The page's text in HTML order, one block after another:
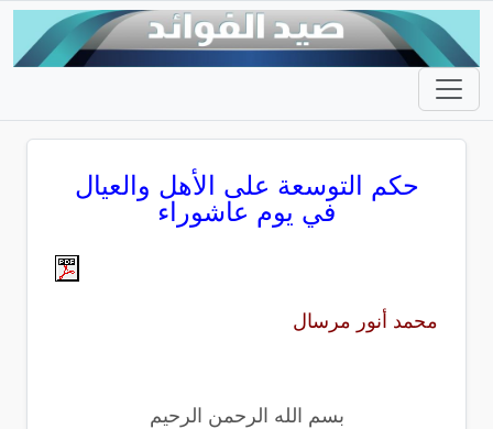
حكم التوسعة على الأهل والعيال
في يوم عاشوراء
محمد أنور مرسال
بسم الله الرحمن الرحيم